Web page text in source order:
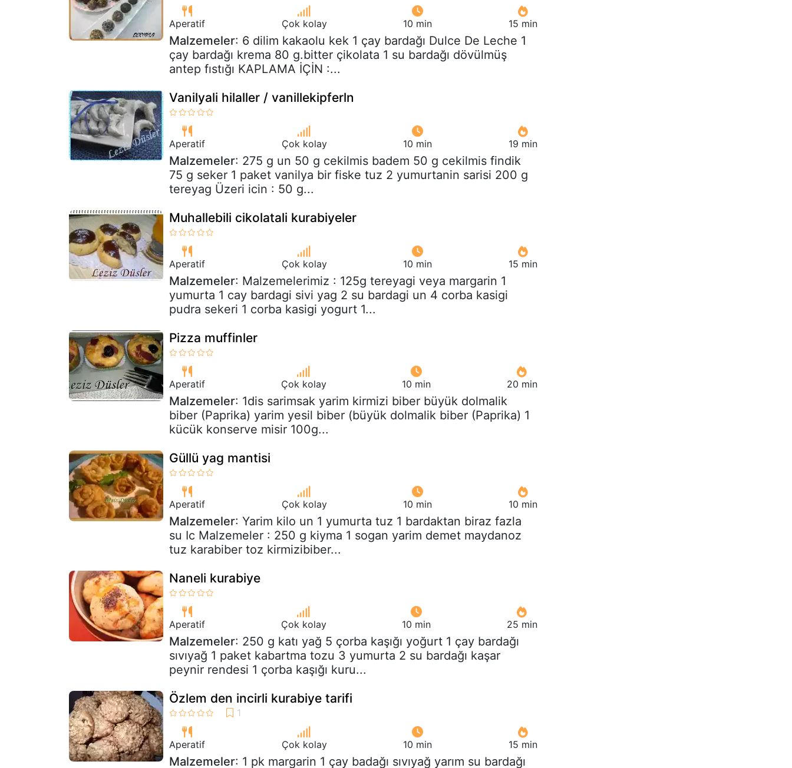
Aperatif Çok kolay 10 min 15 min
Malzemeler: 6 dilim kakaolu kek 1 çay bardağı Dulce De Leche 1
çay bardağı krema 80 g.bitter çikolata 1 su bardağı dövülmüş
antep fıstığı KAPLAMA İÇİN :...
Vanilyali hilaller / vanillekipferln
Aperatif Çok kolay 10 min 19 min
Malzemeler: 275 g un 50 g cekilmis badem 50 g cekilmis findik
75 g seker 1 paket vanilya bir fiske tuz 2 yumurtanin sarisi 200 g
tereyag Üzeri icin : 50 g...
Muhallebili cikolatali kurabiyeler
Aperatif Çok kolay 10 min 15 min
Malzemeler: Malzemelerimiz : 125g tereyagi veya margarin 1
yumurta 1 cay bardagi sivi yag 2 su bardagi un 4 corba kasigi
pudra sekeri 1 corba kasigi yogurt 1...
Pizza muffinler
Aperatif Çok kolay 10 min 20 min
Malzemeler: 1dis sarimsak yarim kirmizi biber büyük dolmalik
biber (Paprika) yarim yesil biber (büyük dolmalik biber (Paprika) 1
kücük konserve misir 100g...
Güllü yag mantisi
Aperatif Çok kolay 10 min 10 min
Malzemeler: Yarim kilo un 1 yumurta tuz 1 bardaktan biraz fazla
su Ic Malzemeler : 250 g kiyma 1 sogan yarim demet maydanoz
tuz karabiber toz kirmizibiber...
Naneli kurabiye
Aperatif Çok kolay 10 min 25 min
Malzemeler: 250 g katı yağ 5 çorba kaşığı yoğurt 1 çay bardağı
sıvıyağ 1 paket kabartma tozu 3 yumurta 2 su bardağı kaşar
peynir rendesi 1 çorba kaşığı kuru...
Özlem den incirli kurabiye tarifi
Aperatif Çok kolay 10 min 15 min
Malzemeler: 1 pk margarin 1 çay badağı sıvıyağ yarım su bardağı